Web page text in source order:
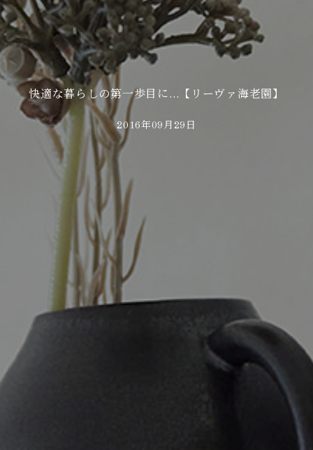
快適な暮らしの第一歩目に…【リーヴァ海老園】
2016年09月29日